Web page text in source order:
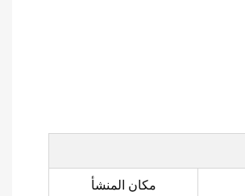
مكان المنشأ